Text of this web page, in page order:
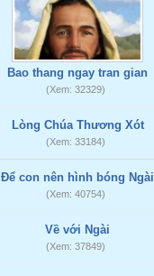
Bao thang ngay tran gian
(Xem: 32329)
Lòng Chúa Thương Xót
(Xem: 33184)
Để con nên hình bóng Ngài
(Xem: 40754)
Về với Ngài
(Xem: 37849)